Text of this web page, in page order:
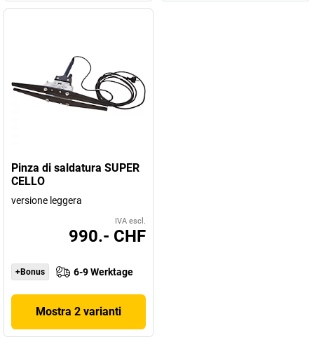
Pinza di saldatura SUPER
CELLO
versione leggera
IVA escl.
990.- CHF
+Bonus 6-9 Werktage
Mostra 2 varianti